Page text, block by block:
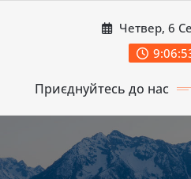
Четвер, 6
Приєднуйтесь до нас